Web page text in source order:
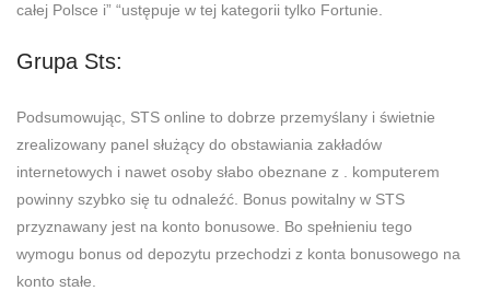
całej Polsce i” “ustępuje w tej kategorii tylko Fortunie.
Grupa Sts:
Podsumowując, STS online to dobrze przemyślany i świetnie
zrealizowany panel służący do obstawiania zakładów
internetowych i nawet osoby słabo obeznane z . komputerem
powinny szybko się tu odnaleźć. Bonus powitalny w STS
przyznawany jest na konto bonusowe. Bo spełnieniu tego
wymogu bonus od depozytu przechodzi z konta bonusowego na
konto stałe.